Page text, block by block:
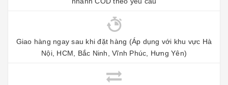
Giao hàng ngay sau khi đặt hàng (Áp dụng với khu vực Hà
Nội, HCM, Bắc Ninh, Vĩnh Phúc, Hưng Yên)